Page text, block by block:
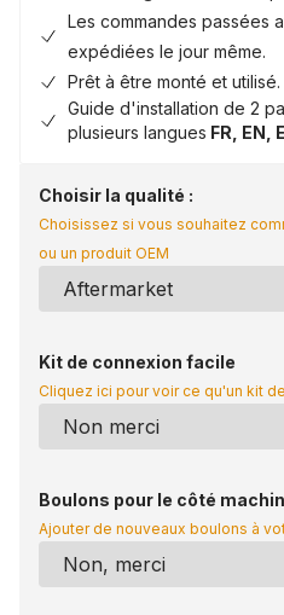
Les commandes passées
expédiées le jour même.
Prêt à être monté et utilisé.
Guide d'installation de 2
plusieurs langues FR, EN,
Choisir la qualité :
Choisissez si vous souhaitez
ou un produit OEM
Kit de connexion facile
Cliquez ici pour voir ce qu'un kit
Boulons pour le côté
Ajouter de nouveaux boulons à